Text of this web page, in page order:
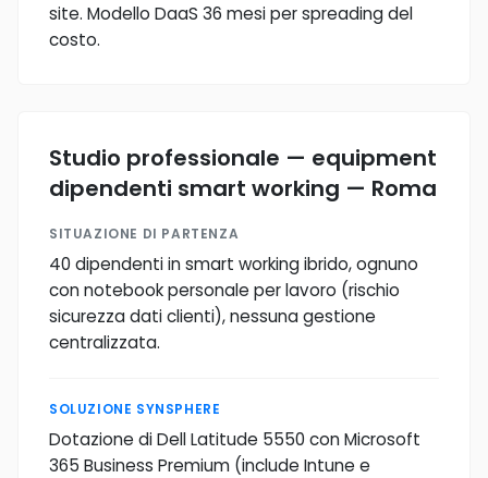
site. Modello DaaS 36 mesi per spreading del
costo.
Studio professionale — equipment
dipendenti smart working — Roma
SITUAZIONE DI PARTENZA
40 dipendenti in smart working ibrido, ognuno
con notebook personale per lavoro (rischio
sicurezza dati clienti), nessuna gestione
centralizzata.
SOLUZIONE SYNSPHERE
Dotazione di Dell Latitude 5550 con Microsoft
365 Business Premium (include Intune e